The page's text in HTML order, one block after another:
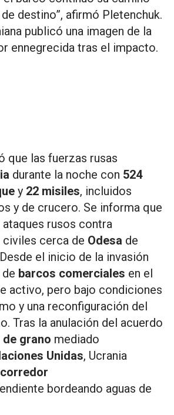
destino”, afirmó Pletenchuk.
publicó una imagen de la
ennegrecida tras el impacto.
que las fuerzas rusas
durante la noche con 524
y 22 misiles, incluidos
y de crucero. Se informa que
ataques rusos contra
cerca de Odesa de
el inicio de la invasión
barcos comerciales en el
activo, pero bajo condiciones
y una reconfiguración del
Tras la anulación del acuerdo
grano mediado
Unidas, Ucrania
corredor
bordeando aguas de